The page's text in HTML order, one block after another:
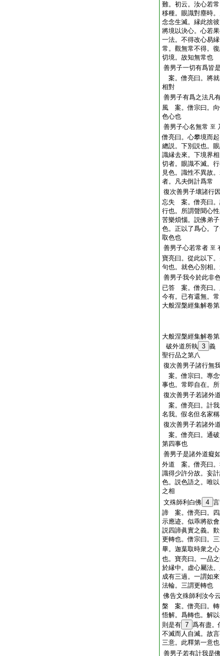
難。初云。汝心若
移種。眼識對塵時
念念生滅。縁此捨
將境以決心。心若
一法。不得改心易
常。觀無常不得。
切境。故知無常也
善男子一切有爲皆
案。僧亮曰。將
相對
善男子有爲之法凡
風 案。僧宗曰。向
色心也
善男子心名無常 至
僧亮曰。心攀境而
總説。下別説也。
識縁去來。下境界
切者。眼識不滅。
見色。識性不異故
者。凡夫倒計爲常
復次善男子壞諸行
忘失 案。僧亮曰。
行也。所謂聲聞心
苦樂煩惱。説佛弟
色。正以了爲心。
取色也
善男子心若常者 至
寶亮曰。從此以下
句也。就色心別相
善男子我今於此非
已答 案。僧亮曰。
今有。已有還無。
大般涅槃經集解卷
大般涅槃經集解卷
破外道所執 3 義
聖行品之第八
復次善男子諸行無
案。僧宗曰。專
事也。常即自在。
復次善男子若諸外
案。僧亮曰。計
名我。假名但名家
復次善男子若諸外
案。僧亮曰。通
第四事也
善男子是諸外道癡
外道 案。僧亮曰。
識得少許分故。妄
色。説色語之。唯
之相
文殊師利白佛 4
諦 案。僧亮曰。四
示應迹。似乖將欲
説四諦眞實之義。
更轉也。僧宗曰。
畢。迦葉取時衆之
也。寶亮曰。一品
於縁中。虚心屬法
成有三過。一謂如
法輪。三謂更轉也
佛告文殊師利汝今
槃 案。僧亮曰。轉
悟解。爲轉也。解
則是有 7 爲有盡。
不滅而人自滅。故
三意。此釋第一意也
善男子若有計我是